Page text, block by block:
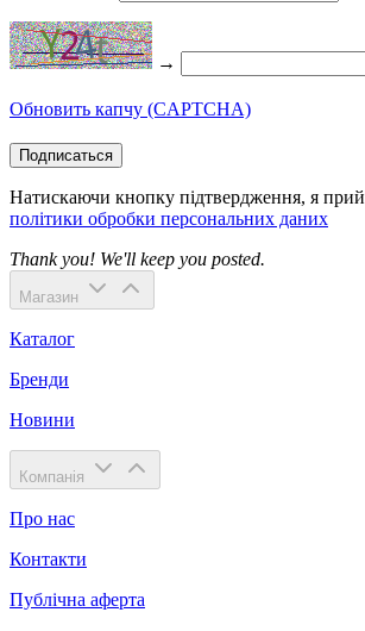
→
Обновить капчу (CAPTCHA)
Подписаться
Натискаючи кнопку підтвердження, я
політики обробки персональних даних
Thank you! We'll keep you posted.
Магазин
Каталог
Бренди
Новини
Компанія
Про нас
Контакти
Публічна аферта